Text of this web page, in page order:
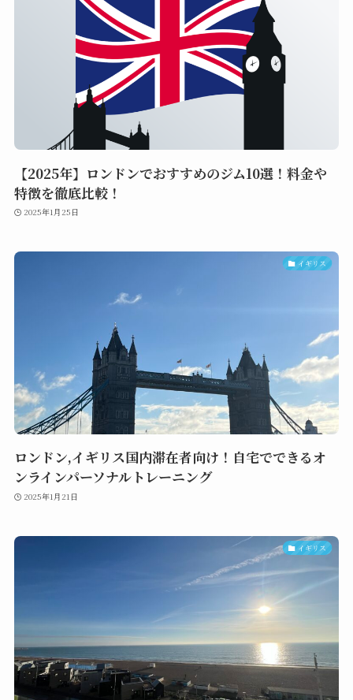
【2025年】ロンドンでおすすめのジム10選！料金や
特徴を徹底比較！
2025年1月25日
イギリス
ロンドン,イギリス国内滞在者向け！自宅でできるオ
ンラインパーソナルトレーニング
2025年1月21日
イギリス